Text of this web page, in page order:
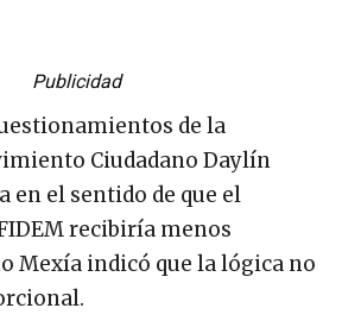
Publicidad
de la
Ciudadano Daylín
en el sentido de que el
recibiría menos
Mexía indicó que la lógica no